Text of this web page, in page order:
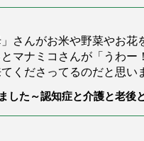
」さんがお米や野菜やお
マナミコさんが「うわ
くださってるのだと思い
した～認知症と介護と老